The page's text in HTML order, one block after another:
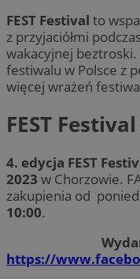
FEST Festival to
z przyjaciółmi
wakacyjnej
festiwalu w Polsce z
więcej wrażeń
FEST
4. edycja FEST
2023 w Chorzowie.
zakupienia od
10:00.
https://